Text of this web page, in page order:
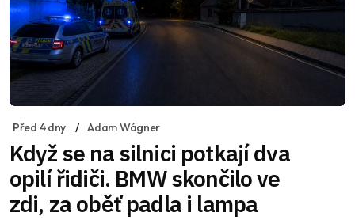
Před 4 dny Adam Wágner
Když se na silnici potkají dva
opilí řidiči. BMW skončilo ve
zdi, za oběť padla i lampa